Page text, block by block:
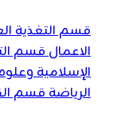
قسم التغذية
الاعمالقسم
الإسلامية
الرياضةقسم